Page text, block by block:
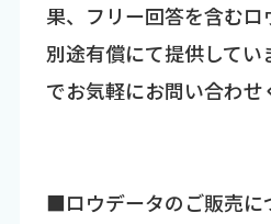
果、フリー回答を含む
別途有償にて提供してい
でお気軽にお問い合わせ
■ロウデータのご販売に